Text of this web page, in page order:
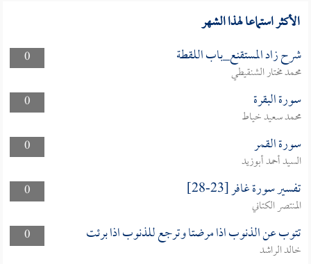
الأكثر استماعا لهذا الشهر
0 شرح زاد المستقنع_باب اللقطة
محمد مختار الشنقيطي
0
سورة البقرة
محمد سعيد خياط
0
سورة القمر
السيد أحمد أبوزيد
0
تفسير سورة غافر [23-28]
المنتصر الكتاني
0
تتوب عن الذنوب اذا مرضتا وترجع للذنوب اذا برئت
خالد الراشد